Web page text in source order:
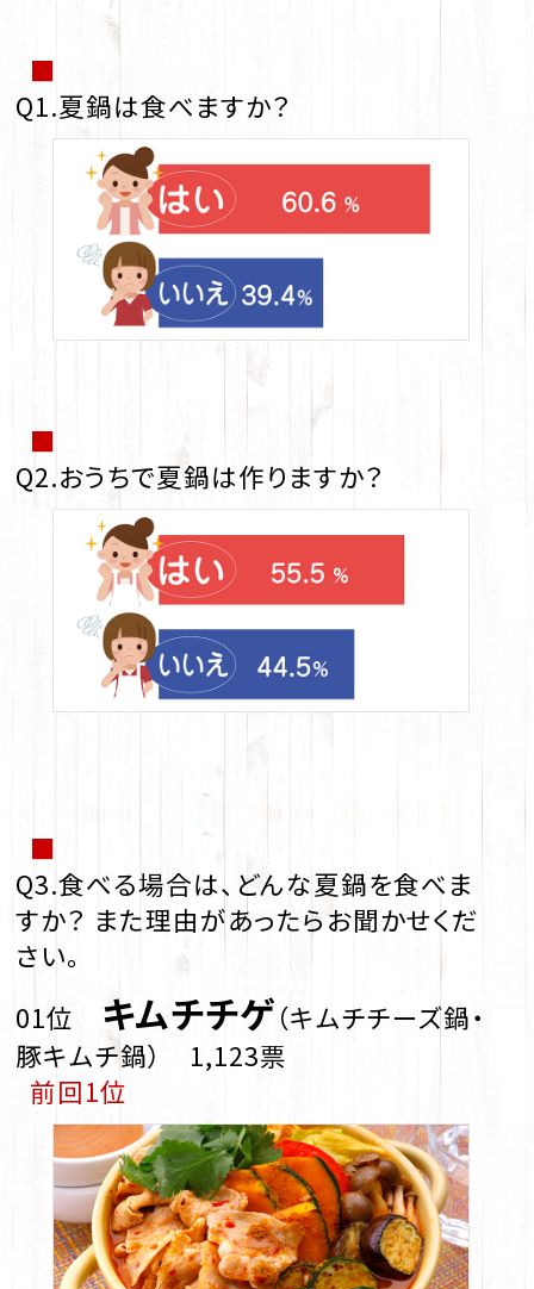
■
Q1.夏鍋は食べますか？
■
Q2.おうちで夏鍋は作りますか？
■
Q3.食べる場合は、どんな夏鍋を食べま
すか？ また理由があったらお聞かせくだ
さい。
01位 キムチチゲ（キムチチーズ鍋・
豚キムチ鍋） 1,123票
前回1位